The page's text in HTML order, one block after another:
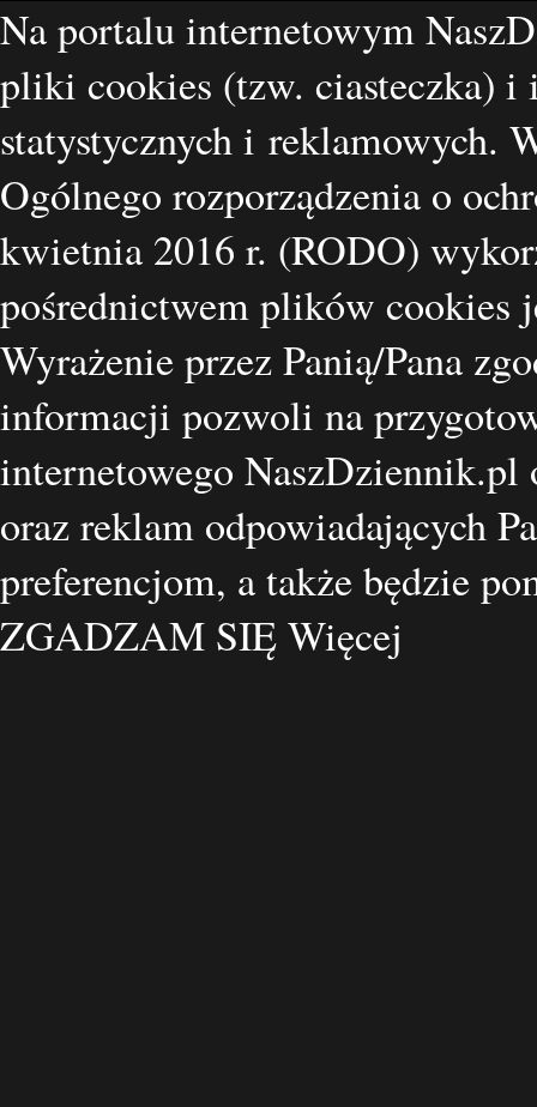
Na portalu internetowym
pliki cookies (tzw. ciasteczka)
statystycznych i reklamowych.
Ogólnego rozporządzenia o
kwietnia 2016 r. (RODO)
pośrednictwem plików cookies
Wyrażenie przez Panią/Pana
informacji pozwoli na
internetowego NaszDziennik.pl
oraz reklam odpowiadających
preferencjom, a także będzie
ZGADZAM SIĘWięcej